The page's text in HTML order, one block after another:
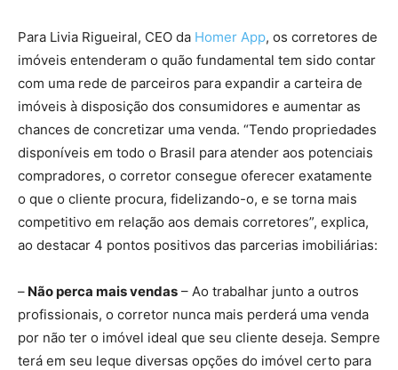
Para Livia Rigueiral, CEO da Homer App, os corretores de
imóveis entenderam o quão fundamental tem sido contar
com uma rede de parceiros para expandir a carteira de
imóveis à disposição dos consumidores e aumentar as
chances de concretizar uma venda. “Tendo propriedades
disponíveis em todo o Brasil para atender aos potenciais
compradores, o corretor consegue oferecer exatamente
o que o cliente procura, fidelizando-o, e se torna mais
competitivo em relação aos demais corretores”, explica,
ao destacar 4 pontos positivos das parcerias imobiliárias:
– Não perca mais vendas – Ao trabalhar junto a outros
profissionais, o corretor nunca mais perderá uma venda
por não ter o imóvel ideal que seu cliente deseja. Sempre
terá em seu leque diversas opções do imóvel certo para